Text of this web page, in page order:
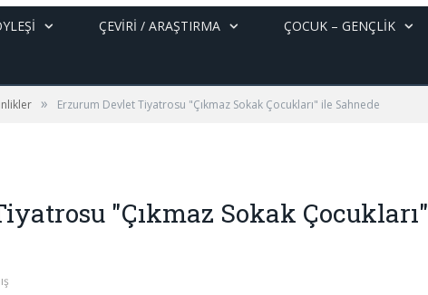
ÇEVİRİ / ARAŞTIRMA ÇOCUK – GENÇLIK
» Erzurum Devlet Tiyatrosu "Çıkmaz Sokak Çocukları" ile Sahnede
"Çıkmaz Sokak Çocukları"